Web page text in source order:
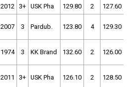
2012 3+ USK Pha 129.80 2 127.60
2007 3 Pardub. 123.80 4 129.30
1974 3 KK Brand 132.60 2 126.00
2011 3+ USK Pha 126.10 2 128.50